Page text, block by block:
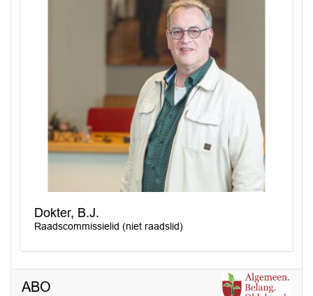
Dokter, B.J.
Raadscommissielid (niet raadslid)
ABO